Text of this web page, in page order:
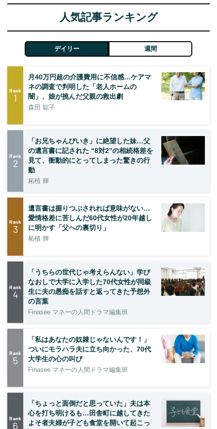
人気記事ランキング
デイリー 週間
Rank
1
月40万円超の介護費用に不信感…ケアマ
ネの調査で判明した「老人ホームの
闇」、娘が挑んだ父親の救出劇
森田 聡子
Rank
2
「お兄ちゃんびいき」に絶望した妹…父
の遺言書に記された “8対2”の相続格差を
見て、衝動的にとってしまった驚きの行
動
柘植 輝
Rank
3
遺言書は握りつぶされれば意味がない…
愛情格差に苦しんだ60代女性が20年越し
に明かす「父への裏切り」
柘植 輝
Rank
4
「うちらの世代じゃ考えらんない」学び
なおしで大学に入学した70代女性が同級
生に夫の愚痴を話すと返ってきた予想外
の言葉
Finasee マネーの人間ドラマ編集班
Rank
5
「私はあなたの奴隷じゃないんです！」
ついにモラハラ夫に立ち向かった、70代
大学生の心の叫び
Finasee マネーの人間ドラマ編集班
Rank
6
「ちょっと面倒だと思っていた」夫は本
心を打ち明けるも…田舎町に越してきた
よそ者夫婦が子ども食堂を開いて起こっ